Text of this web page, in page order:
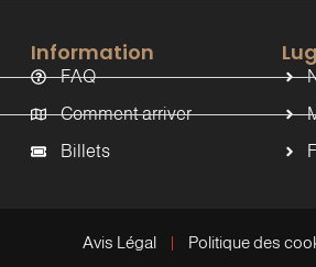
Information
FAQ
Comment arriver
Billets
Avis Légal Politique des